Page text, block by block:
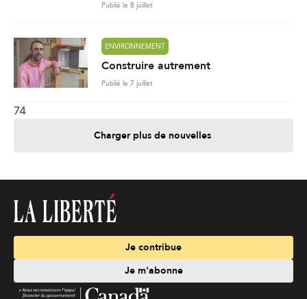
Publié le 8 juillet
ENVIRONNEMENT
Construire autrement
Publié le 7 juillet
74
Charger plus de nouvelles
Je contribue
Je m'abonne